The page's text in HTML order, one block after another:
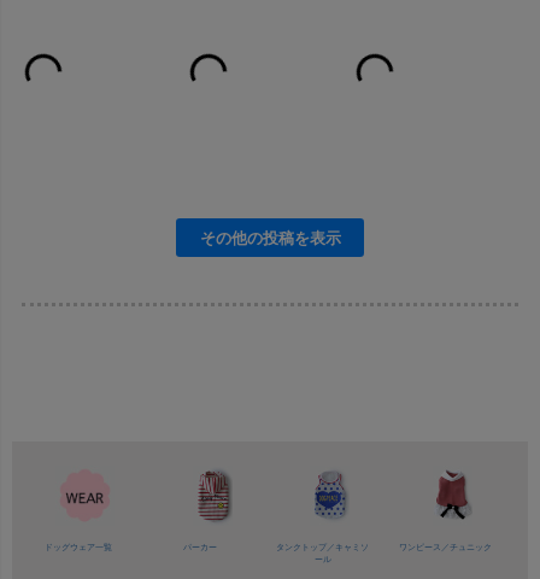
ドッグウェア一覧 パーカー タンクトップ／ キャミソ
ール
ワンピース／チュニック